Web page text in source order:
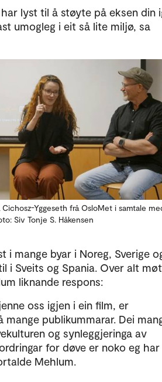
lyst til å støyte på eksen din
umogleg i eit så lite miljø, sa
Cichosz-Yggeseth frå OsloMet i samtale
Siv Tonje S. Håkensen
i mange byar i Noreg, Sverige
i Sveits og Spania. Over alt
liknande respons:
oss igjen i ein film, er
mange publikummarar. Dei
og synleggjeringa av
for døve er noko eg
Mehlum.